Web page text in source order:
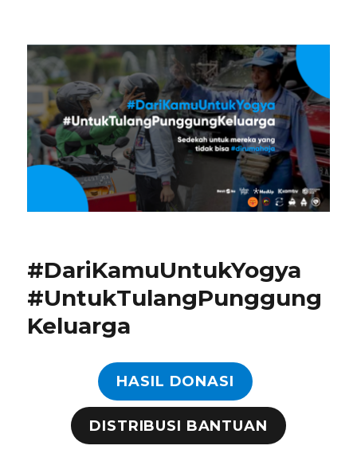
Restoku Donasi x Kuliner Yogya
#DariKamuUntukYogya
#UntukTulangPunggung
Keluarga
HASIL DONASI
DISTRIBUSI BANTUAN